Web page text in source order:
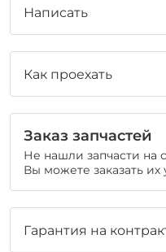
Написать
Как проехать
Заказ запчастей
Не нашли запчасти на
Вы можете заказать их
Гарантия на